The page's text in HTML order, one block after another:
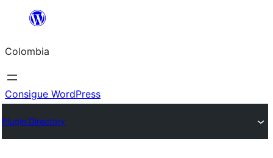
Saltar
contenido
Colombia
Consigue WordPress
Plugin Directory